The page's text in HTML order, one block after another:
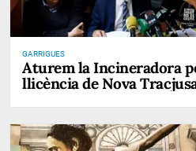
GARRIGUES
Aturem la Incineradora
llicència de Nova